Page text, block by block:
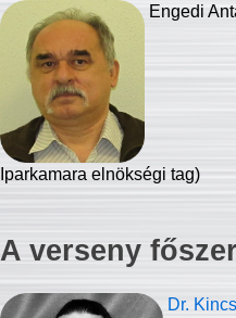
Engedi
Iparkamara elnökségi tag)
A verseny
Dr.